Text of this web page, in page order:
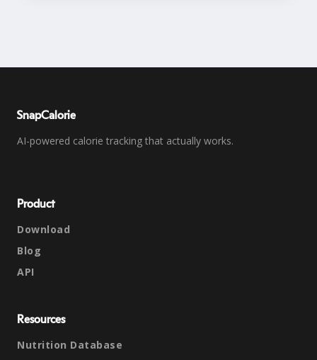
SnapCalorie
AI-powered calorie tracking that actually works.
Product
Download
Blog
API
Resources
Nutrition Database